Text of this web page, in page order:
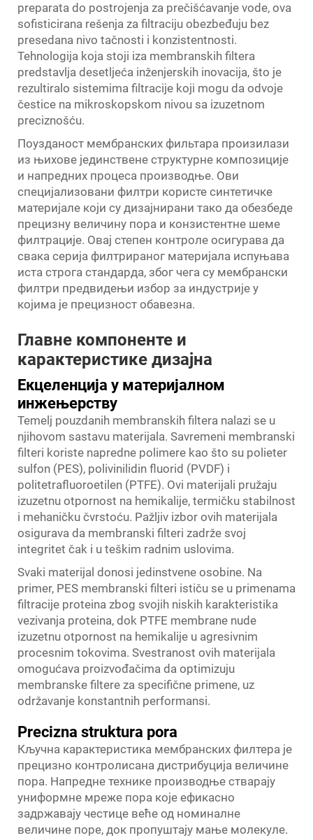
preparata do postrojenja za prečišćavanje vode, ova
sofisticirana rešenja za filtraciju obezbeđuju bez
presedana nivo tačnosti i konzistentnosti.
Tehnologija koja stoji iza membranskih filtera
predstavlja desetljeća inženjerskih inovacija, što je
rezultiralo sistemima filtracije koji mogu da odvoje
čestice na mikroskopskom nivou sa izuzetnom
preciznošću.
Поузданост мембранских фильтара произилази
из њихове јединствене структурне композиције
и напредних процеса производње. Ови
специјализовани филтри користе синтетичке
материјале који су дизајнирани тако да обезбеде
прецизну величину пора и конзистентне шеме
филтрације. Овај степен контроле осигурава да
свака серија филтрираног материјала испуњава
иста строга стандарда, због чега су мембрански
филтри предвидењи избор за индустрије у
којима је прецизност обавезна.
Главне компоненте и
карактеристике дизајна
Екцеленција у материјалном
инжењерству
Temelj pouzdanih membranskih filtera nalazi se u
njihovom sastavu materijala. Savremeni membranski
filteri koriste napredne polimere kao što su polieter
sulfon (PES), polivinilidin fluorid (PVDF) i
politetrafluoroetilen (PTFE). Ovi materijali pružaju
izuzetnu otpornost na hemikalije, termičku stabilnost
i mehaničku čvrstoću. Pažljiv izbor ovih materijala
osigurava da membranski filteri zadrže svoj
integritet čak i u teškim radnim uslovima.
Svaki materijal donosi jedinstvene osobine. Na
primer, PES membranski filteri ističu se u primenama
filtracije proteina zbog svojih niskih karakteristika
vezivanja proteina, dok PTFE membrane nude
izuzetnu otpornost na hemikalije u agresivnim
procesnim tokovima. Svestranost ovih materijala
omogućava proizvođačima da optimizuju
membranske filtere za specifične primene, uz
održavanje konstantnih performansi.
Precizna struktura pora
Кључна карактеристика мембранских филтера је
прецизно контролисана дистрибуција величине
пора. Напредне технике производње стварају
униформне мреже пора које ефикасно
задржавају честице веће од номиналне
величине поре, док пропуштају мање молекуле.